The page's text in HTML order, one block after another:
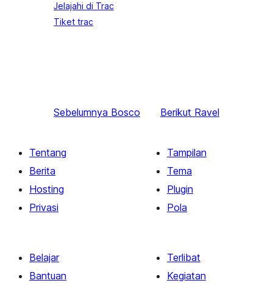
Jelajahi di Trac
Tiket trac
Sebelumnya Bosco Berikut Ravel
Tentang
Berita
Hosting
Privasi
Tampilan
Tema
Plugin
Pola
Belajar
Bantuan
Terlibat
Kegiatan